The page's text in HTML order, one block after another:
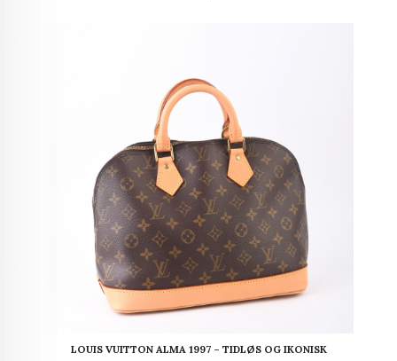
LOUIS VUITTON ALMA 1997 – TIDLØS OG IKONISK